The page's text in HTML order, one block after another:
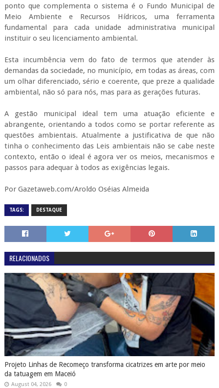
ponto que complementa o sistema é o Fundo Municipal de
Meio Ambiente e Recursos Hídricos, uma ferramenta
fundamental para cada unidade administrativa municipal
instituir o seu licenciamento ambiental.
Esta incumbência vem do fato de termos que atender às
demandas da sociedade, no município, em todas as áreas, com
um olhar diferenciado, sério e coerente, que preze a qualidade
ambiental, não só para nós, mas para as gerações futuras.
A gestão municipal ideal tem uma atuação eficiente e
abrangente, orientando a todos como se portar referente as
questões ambientais. Atualmente a justificativa de que não
tinha o conhecimento das Leis ambientais não se cabe neste
contexto, então o ideal é agora ver os meios, mecanismos e
passos para adequar à todos as exigências legais.
Por Gazetaweb.com/Aroldo Oséias Almeida
TAGS: DESTAQUE
RELACIONADOS
Projeto Linhas de Recomeço transforma cicatrizes em arte por meio
da tatuagem em Maceió
August 04, 2026 0